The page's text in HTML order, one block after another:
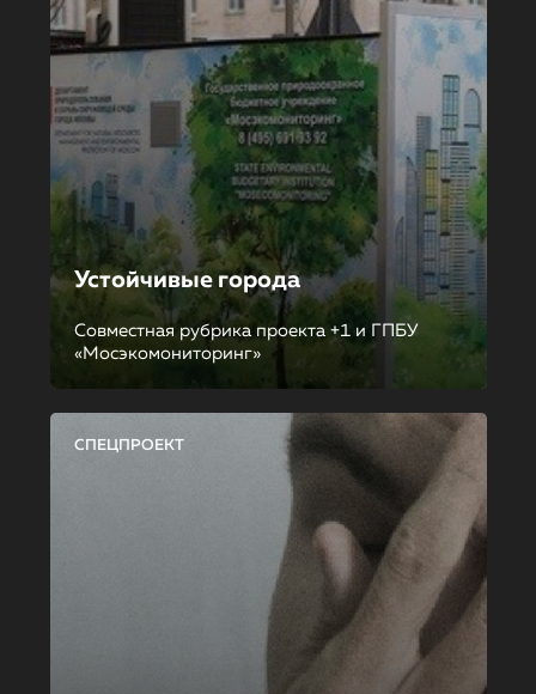
Устойчивые города
Совместная рубрика проекта +1 и ГПБУ
«Мосэкомониторинг»
СПЕЦПРОЕКТ